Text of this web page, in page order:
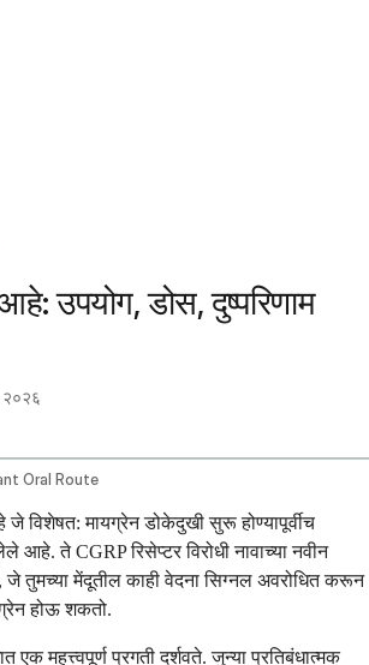
उपयोग, डोस, दुष्परिणाम
२०२६
Oral Route
विशेषत: मायग्रेन डोकेदुखी सुरू होण्यापूर्वीच
आहे. ते CGRP रिसेप्टर विरोधी नावाच्या नवीन
तुमच्या मेंदूतील काही वेदना सिग्नल अवरोधित करून
होऊ शकतो.
एक महत्त्वपूर्ण प्रगती दर्शवते. जुन्या प्रतिबंधात्मक